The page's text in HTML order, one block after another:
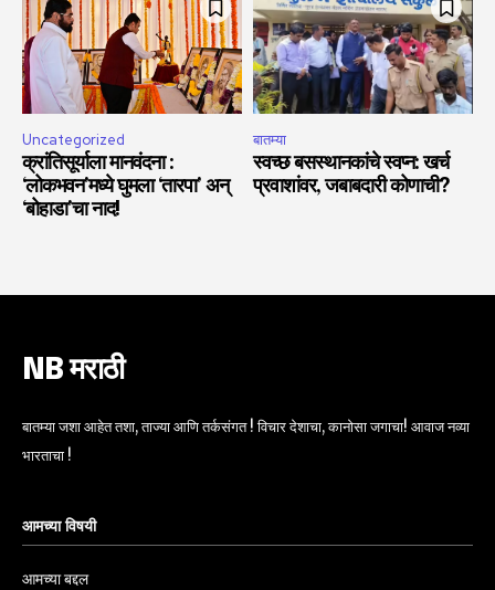
Uncategorized
क्रांतिसूर्याला मानवंदना :
‘लोकभवन’मध्ये घुमला ‘तारपा’ अन्
‘बोहाडा’चा नाद!
बातम्या
स्वच्छ बसस्थानकांचे स्वप्न: खर्च
प्रवाशांवर, जबाबदारी कोणाची?
NB मराठी
बातम्या जशा आहेत तशा, ताज्या आणि तर्कसंगत ! विचार देशाचा, कानोसा जगाचा! आवाज नव्या
भारताचा !
आमच्या विषयी
आमच्या बद्दल